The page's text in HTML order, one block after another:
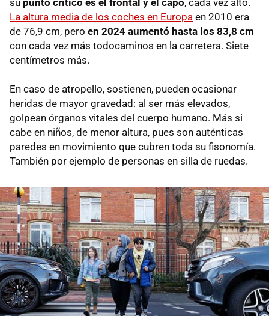
La altura media de los coches en Europa en 2010 era
de 76,9 cm, pero en 2024 aumentó hasta los 83,8 cm
con cada vez más todocaminos en la carretera. Siete
centímetros más.
En caso de atropello, sostienen, pueden ocasionar
heridas de mayor gravedad: al ser más elevados,
golpean órganos vitales del cuerpo humano. Más si
cabe en niños, de menor altura, pues son auténticas
paredes en movimiento que cubren toda su fisonomía.
También por ejemplo de personas en silla de ruedas.